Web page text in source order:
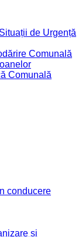
de Urgență
Comunală
Comunală
conducere
și